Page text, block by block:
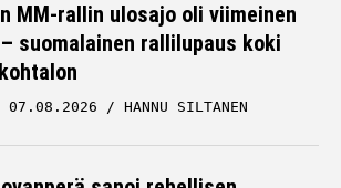
MM-rallin ulosajo oli viimeinen
suomalainen rallilupaus koki
07.08.2026 HANNU SILTANEN